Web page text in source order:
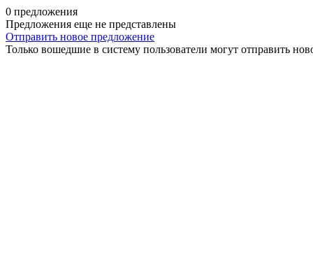
0 предложения
Предложения еще не представлены
Отправить новое предложение
Только вошедшие в систему пользователи могут отправить